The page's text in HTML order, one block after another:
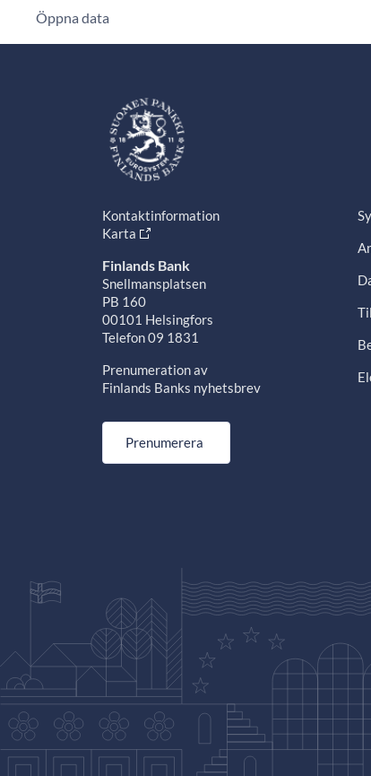
Öppna data
Kontaktinformation
Karta
Finlands Bank
Snellmansplatsen
PB 160
00101 Helsingfors
Telefon 09 1831
Prenumeration av
Finlands Banks nyhetsbrev
Prenumerera